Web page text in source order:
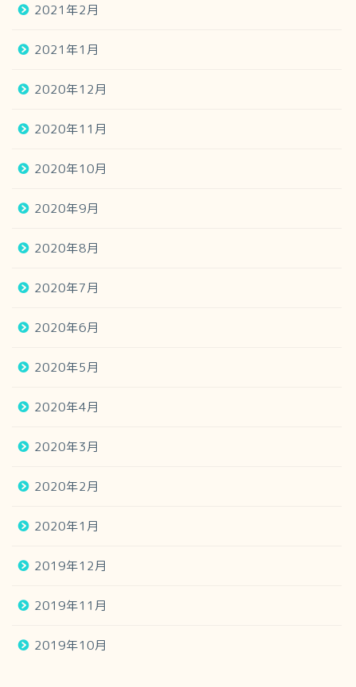
2021年2月
2021年1月
2020年12月
2020年11月
2020年10月
2020年9月
2020年8月
2020年7月
2020年6月
2020年5月
2020年4月
2020年3月
2020年2月
2020年1月
2019年12月
2019年11月
2019年10月